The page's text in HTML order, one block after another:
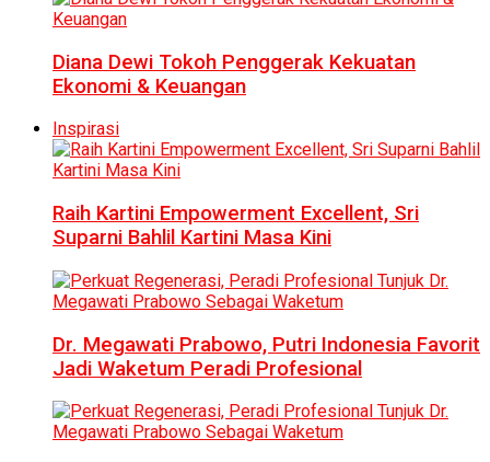
Diana Dewi Tokoh Penggerak Kekuatan
Ekonomi & Keuangan
Inspirasi
Raih Kartini Empowerment Excellent, Sri
Suparni Bahlil Kartini Masa Kini
Dr. Megawati Prabowo, Putri Indonesia Favorit
Jadi Waketum Peradi Profesional